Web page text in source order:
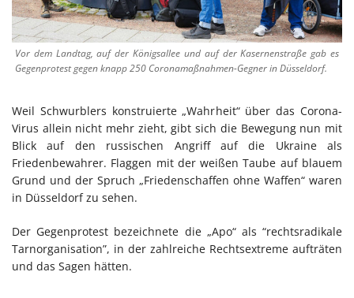
Vor dem Landtag, auf der Königsallee und auf der Kasernenstraße gab es
Gegenprotest gegen knapp 250 Coronamaßnahmen-Gegner in Düsseldorf.
Weil Schwurblers konstruierte „Wahrheit“ über das Corona-
Virus allein nicht mehr zieht, gibt sich die Bewegung nun mit
Blick auf den russischen Angriff auf die Ukraine als
Friedenbewahrer. Flaggen mit der weißen Taube auf blauem
Grund und der Spruch „Friedenschaffen ohne Waffen“ waren
in Düsseldorf zu sehen.
Der Gegenprotest bezeichnete die „Apo“ als “rechtsradikale
Tarnorganisation”, in der zahlreiche Rechtsextreme aufträten
und das Sagen hätten.